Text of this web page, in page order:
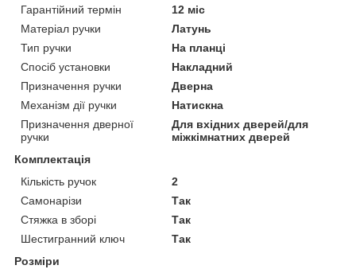
Гарантійний термін
12 міс
Матеріал ручки
Латунь
Тип ручки
На планці
Спосіб установки
Накладний
Призначення ручки
Дверна
Механізм дії ручки
Натискна
Призначення дверної
ручки
Для вхідних дверей/для
міжкімнатних дверей
Комплектація
Кількість ручок
2
Самонарізи
Так
Стяжка в зборі
Так
Шестигранний ключ
Так
Розміри